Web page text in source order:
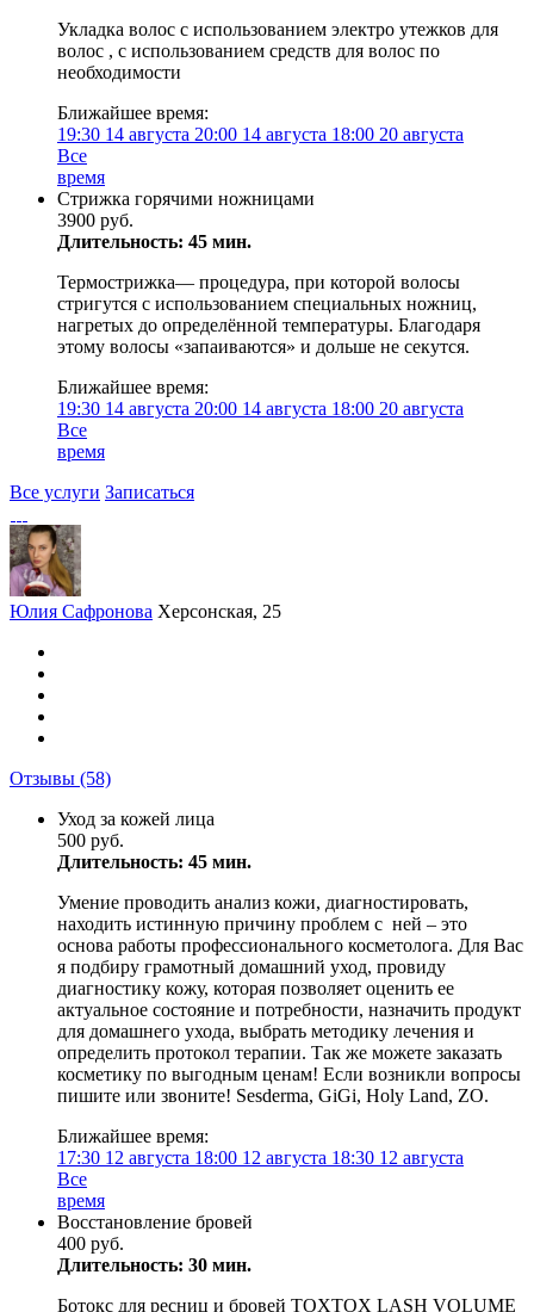
Укладка волос с использованием электро утежков для
волос , с использованием средств для волос по
необходимости
Ближайшее время:
19:30 14 августа 20:00 14 августа 18:00 20 августа
Все
время
Стрижка горячими ножницами
3900 руб.
Длительность: 45 мин.
Термострижка— процедура, при которой волосы
стригутся с использованием специальных ножниц,
нагретых до определённой температуры. Благодаря
этому волосы «запаиваются» и дольше не секутся.
Ближайшее время:
19:30 14 августа 20:00 14 августа 18:00 20 августа
Все
время
Все услуги Записаться
Юлия Сафронова Херсонская, 25
Отзывы (58)
Уход за кожей лица
500 руб.
Длительность: 45 мин.
Умение проводить анализ кожи, диагностировать,
находить истинную причину проблем с ней – это
основа работы профессионального косметолога. Для Вас
я подбиру грамотный домашний уход, провиду
диагностику кожу, которая позволяет оценить ее
актуальное состояние и потребности, назначить продукт
для домашнего ухода, выбрать методику лечения и
определить протокол терапии. Так же можете заказать
косметику по выгодным ценам! Если возникли вопросы
пишите или звоните! Sesderma, GiGi, Holy Land, ZO.
Ближайшее время:
17:30 12 августа 18:00 12 августа 18:30 12 августа
Все
время
Восстановление бровей
400 руб.
Длительность: 30 мин.
Ботокс для ресниц и бровей TOXTOX LASH VOLUME